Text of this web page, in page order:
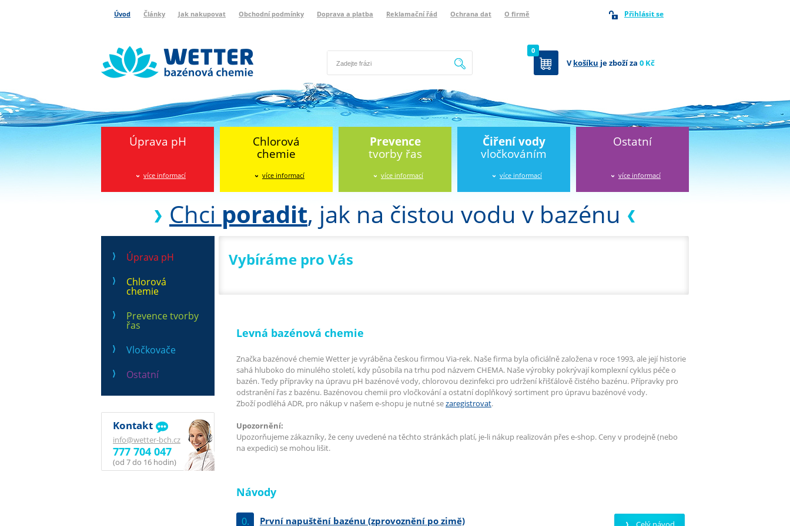
Úvod Články Jak nakupovat Obchodní podmínky Doprava a platba Reklamační řád Ochrana dat O firmě Přihlásit se
Hledat
Vkošíku je zboží za 0 Kč
0
Úprava pH
více informací
Chlorová
chemie
více informací
Prevence
tvorby řas
více informací
Čiření vody
vločkováním
více informací
Ostatní
více informací
Chci poradit, jak na čistou vodu v bazénu
Úprava pH
Chlorová
chemie
Prevence tvorby
řas
Vločkovače
Ostatní
Kontakt
info@wetter-bch.cz
777 704 047
(od 7 do 16 hodin)
Vybíráme pro Vás
Levná bazénová chemie
Značka bazénové chemie Wetter je vyráběna českou firmou Via-rek. Naše firma byla oficiálně založena v roce 1993, ale její historie
sahá hluboko do minulého století, kdy působila na trhu pod názvem CHEMA. Naše výrobky pokrývají komplexní cyklus péče o
bazén. Tedy přípravky na úpravu pH bazénové vody, chlorovou dezinfekci pro udržení křišťálově čistého bazénu. Přípravky pro
odstranění řas z bazénu. Bazénovou chemii pro vločkování a ostatní doplňkový sortiment pro úpravu bazénové vody.
Zboží podléhá ADR, pro nákup v našem e-shopu je nutné sezaregistrovat.
Upozornění:
Upozorňujeme zákazníky, že ceny uvedené na těchto stránkách platí, je-li nákup realizován přes e-shop. Ceny v prodejně (nebo
na expedici) se mohou lišit.
Návody
0. První napuštění bazénu (zprovoznění po zimě)